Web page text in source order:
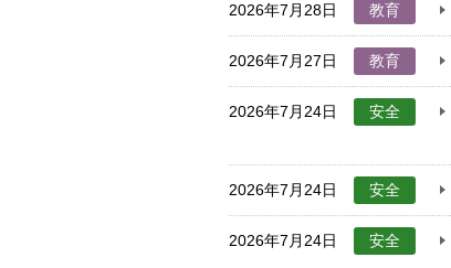
2026年7月28日 教育
2026年7月27日 教育
2026年7月24日 安全
2026年7月24日 安全
2026年7月24日 安全